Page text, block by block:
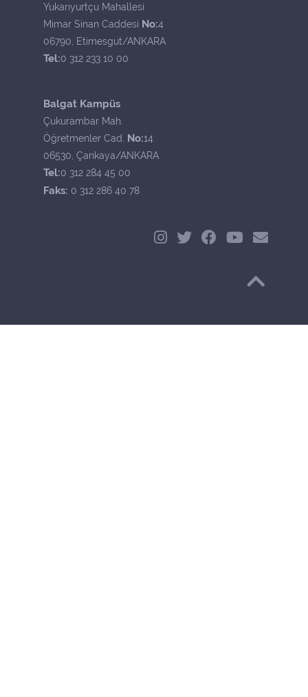
Yukarıyurtçu Mahallesi
Mimar Sinan Caddesi No:4
06790, Etimesgut/ANKARA
Tel:0 312 233 10 00
Balgat Kampüs
Çukurambar Mah.
Öğretmenler Cad. No:14
06530, Çankaya/ANKARA
Tel:0 312 284 45 00
Faks: 0 312 286 40 78